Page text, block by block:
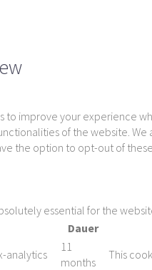
to improve your experience
of the website.
the option to opt-out of
essential for the
Dauer
analytics
11
months
This